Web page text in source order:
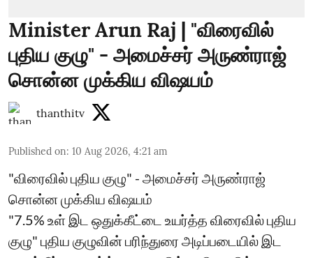
Minister Arun Raj | "விரைவில்
புதிய குழு" - அமைச்சர் அருண்ராஜ்
சொன்ன முக்கிய விஷயம்
thanthitv
Published on: 10 Aug 2026, 4:21 am
"விரைவில் புதிய குழு" - அமைச்சர் அருண்ராஜ்
சொன்ன முக்கிய விஷயம்
"7.5% உள் இட ஒதுக்கீட்டை உயர்த்த விரைவில் புதிய
குழு" புதிய குழுவின் பரிந்துரை அடிப்படையில் இட